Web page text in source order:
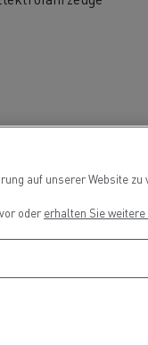
auf unserer Website
oder erhalten Sie